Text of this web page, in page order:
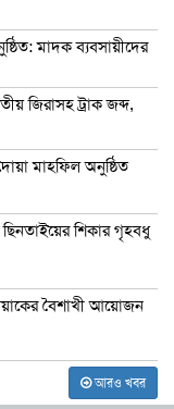
মাদক ব্যবসায়ীদের
জিরাসহ ট্রাক জব্দ,
মাহফিল অনুষ্ঠিত
শিকার গৃহবধু
বৈশাখী আয়োজন
আরও খবর